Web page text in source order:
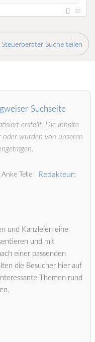
32
Steuerberater Suche teilen
Suchseite
erstellt. Die Inhalte
oder wurden von unseren
Redakteur:
und Kanzleien eine
und mit
einer passenden
die Besucher hier auf
Themen rund